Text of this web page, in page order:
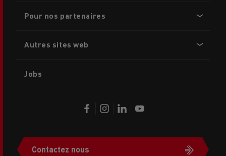
Pour nos partenaires
Autres sites web
Jobs
Contactez nous